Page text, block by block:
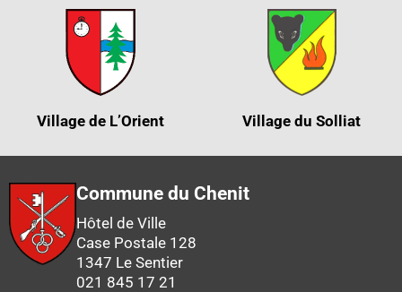
Village de L’Orient Village du Solliat
Commune du Chenit
Hôtel de Ville
Case Postale 128
1347 Le Sentier
021 845 17 21